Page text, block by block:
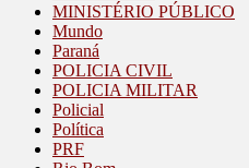
MINISTÉRIO PÚBLICO
Mundo
Paraná
POLICIA CIVIL
POLICIA MILITAR
Policial
Política
PRF